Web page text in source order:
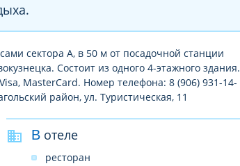
сектора А, в 50 м от посадочной станции
Состоит из одного 4-этажного здания.
MasterCard. Номер телефона: 8 (906) 931-14-
район, ул. Туристическая, 11
В отеле
ресторан